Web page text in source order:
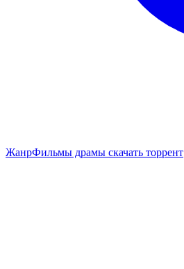
ЖанрФильмы драмы скачать торрент